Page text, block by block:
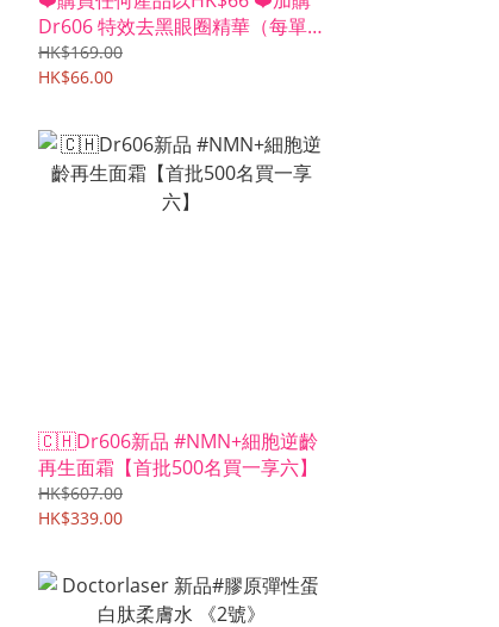
Dr606 特效去黑眼圈精華（每單
限5支）
HK$169.00
HK$66.00
🇨🇭Dr606新品 #NMN+細胞逆齡
再生面霜【首批500名買一享六】
HK$607.00
HK$339.00